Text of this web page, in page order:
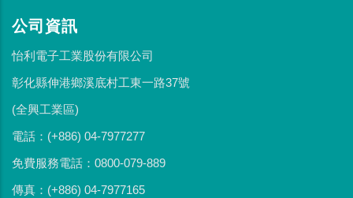
公司資訊
怡利電子工業股份有限公司
彰化縣伸港鄉溪底村工東一路37號
(全興工業區)
電話：(+886) 04-7977277
免費服務電話：0800-079-889
傳真：(+886) 04-7977165